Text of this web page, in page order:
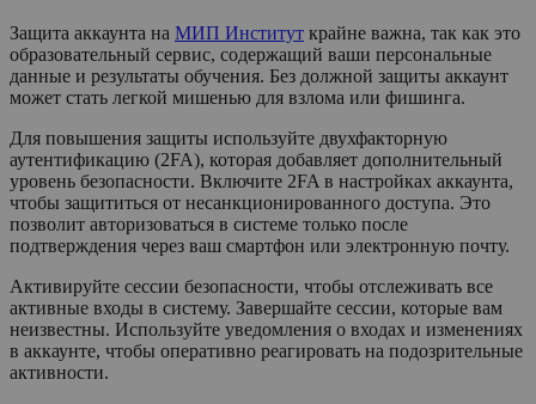
Защита аккаунта на МИП Институт крайне важна, так как это
образовательный сервис, содержащий ваши персональные
данные и результаты обучения. Без должной защиты аккаунт
может стать легкой мишенью для взлома или фишинга.
Для повышения защиты используйте двухфакторную
аутентификацию (2FA), которая добавляет дополнительный
уровень безопасности. Включите 2FA в настройках аккаунта,
чтобы защититься от несанкционированного доступа. Это
позволит авторизоваться в системе только после
подтверждения через ваш смартфон или электронную почту.
Активируйте сессии безопасности, чтобы отслеживать все
активные входы в систему. Завершайте сессии, которые вам
неизвестны. Используйте уведомления о входах и изменениях
в аккаунте, чтобы оперативно реагировать на подозрительные
активности.